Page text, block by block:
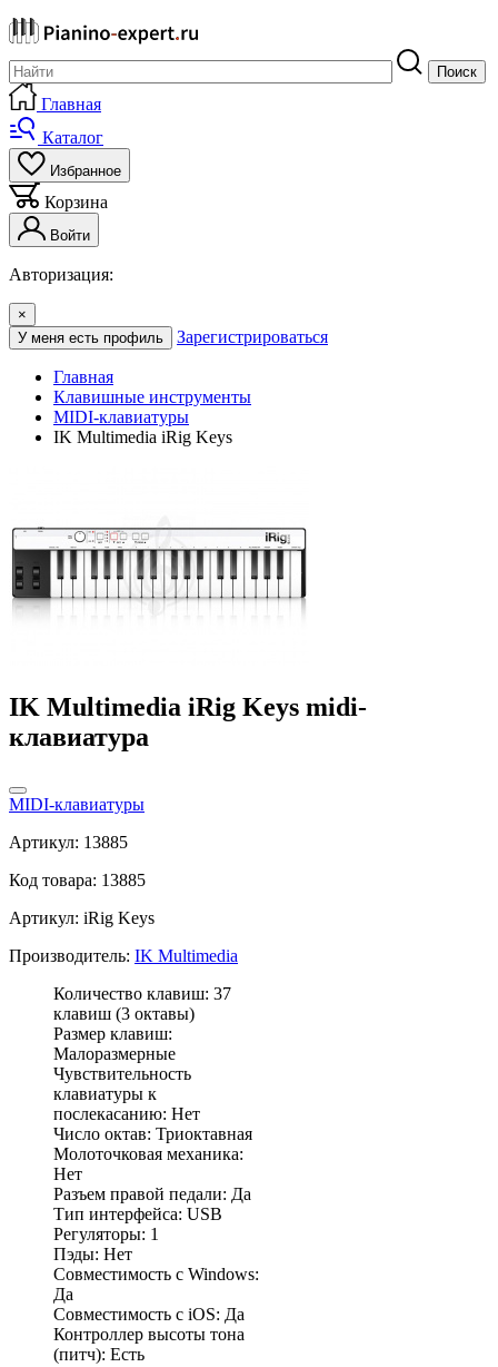
Поиск
Главная
Каталог
Избранное
Корзина
Войти
Авторизация:
×
У меня есть профиль
Зарегистрироваться
Главная
Клавишные инструменты
MIDI-клавиатуры
IK Multimedia iRig Keys
IK Multimedia iRig Keys midi-
клавиатура
MIDI-клавиатуры
Артикул: 13885
Код товара: 13885
Артикул: iRig Keys
Производитель: IK Multimedia
Количество клавиш: 37
клавиш (3 октавы)
Размер клавиш:
Малоразмерные
Чувствительность
клавиатуры к
послекасанию: Нет
Число октав: Триоктавная
Молоточковая механика:
Нет
Разъем правой педали: Да
Тип интерфейса: USB
Регуляторы: 1
Пэды: Нет
Совместимость с Windows:
Да
Совместимость с iOS: Да
Контроллер высоты тона
(питч): Есть